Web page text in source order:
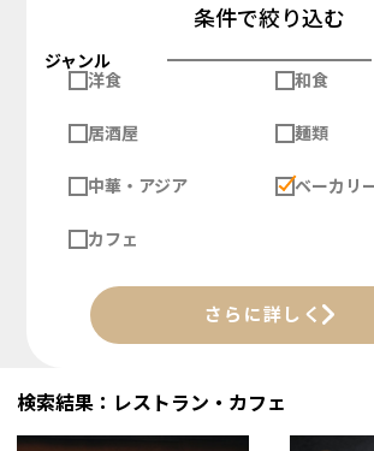
条件で絞り込む
ジャンル
洋食
和食
居酒屋 麺類
中華・アジア ベーカリ
カフェ
さらに詳しく
検索結果：レストラン・カフェ